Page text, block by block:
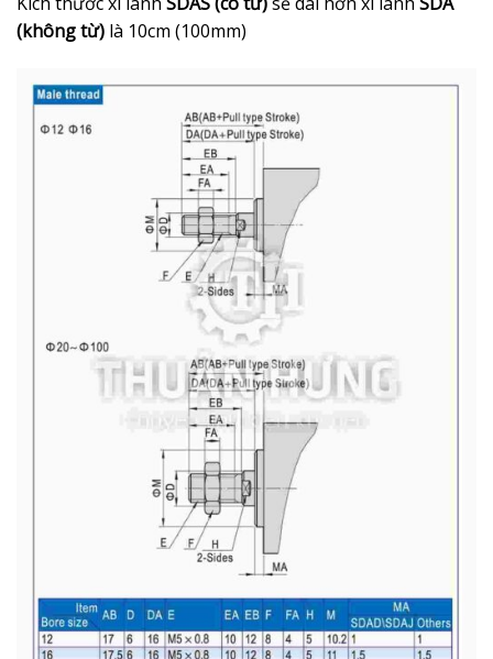
(không từ) là 10cm (100mm)